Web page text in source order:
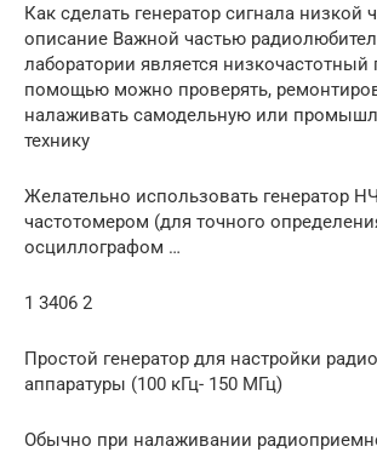
Как сделать генератор сигнала низкой
описание Важной частью
лаборатории является низкочастотный
помощью можно проверять,
налаживать самодельную или
технику
Желательно использовать генератор
частотомером (для точного
осциллографом …
1 3406 2
Простой генератор для настройки
аппаратуры (100 кГц- 150 МГц)
Обычно при налаживании